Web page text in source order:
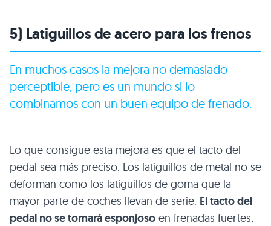
5) Latiguillos de acero para los frenos
En muchos casos la mejora no demasiado
perceptible, pero es un mundo si lo
combinamos con un buen equipo de frenado.
Lo que consigue esta mejora es que el tacto del
pedal sea más preciso. Los latiguillos de metal no se
deforman como los latiguillos de goma que la
mayor parte de coches llevan de serie. El tacto del
pedal no se tornará esponjoso en frenadas fuertes,